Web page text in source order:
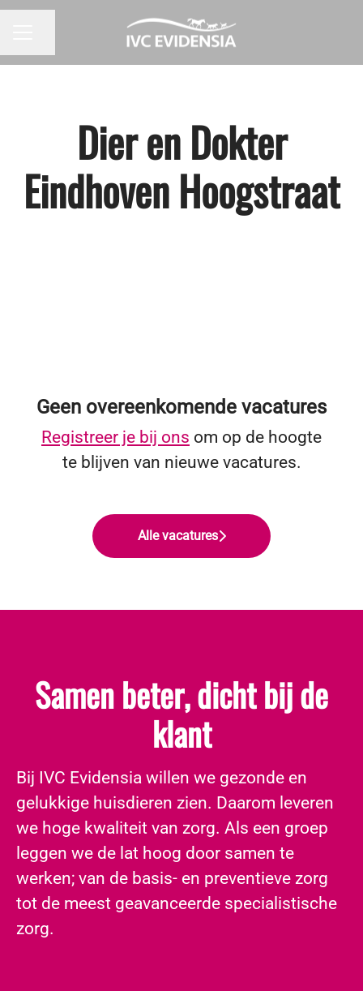
Dier en Dokter
Eindhoven Hoogstraat
Geen overeenkomende vacatures
Registreer je bij ons om op de hoogte
te blijven van nieuwe vacatures.
Alle vacatures
Samen beter, dicht bij de
klant
​Bij IVC Evidensia willen we gezonde en
gelukkige huisdieren zien. Daarom leveren
we hoge kwaliteit van zorg. Als een groep
leggen we de lat hoog door samen te
werken; van de basis- en preventieve zorg
tot de meest geavanceerde specialistische
zorg.